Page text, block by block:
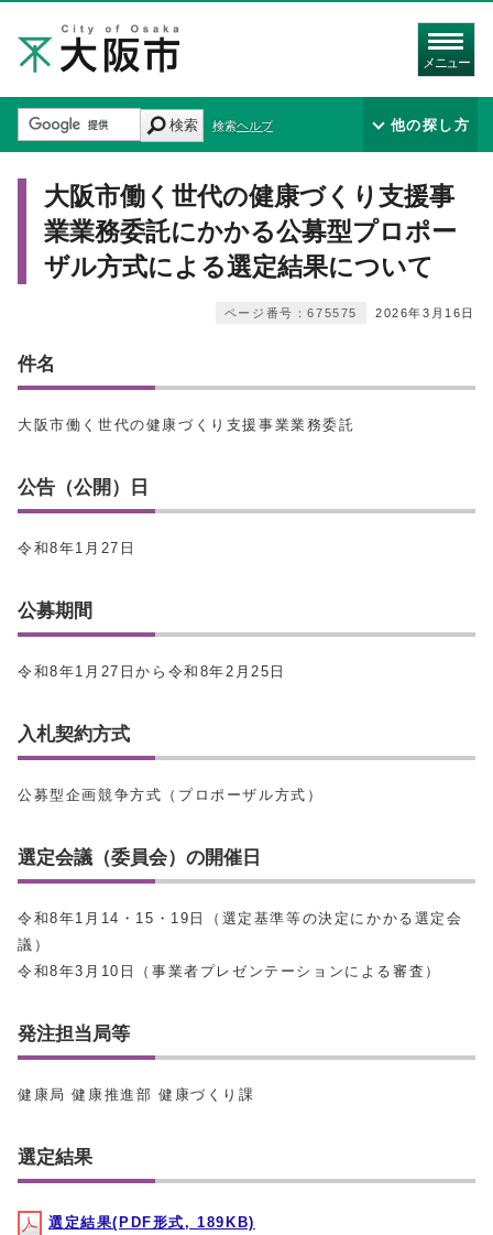
メニュー
検索 検索ヘルプ 他の探し方
大阪市働く世代の健康づくり支援事
業業務委託にかかる公募型プロポー
ザル方式による選定結果について
2026年3月16日
ページ番号：675575
件名
大阪市働く世代の健康づくり支援事業業務委託
公告（公開）日
令和8年1月27日
公募期間
令和8年1月27日から令和8年2月25日
入札契約方式
公募型企画競争方式（プロポーザル方式）
選定会議（委員会）の開催日
令和8年1月14・15・19日（選定基準等の決定にかかる選定会
議）
令和8年3月10日（事業者プレゼンテーションによる審査）
発注担当局等
健康局 健康推進部 健康づくり課
選定結果
選定結果(PDF形式, 189KB)